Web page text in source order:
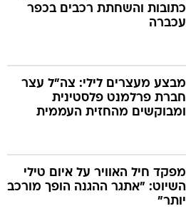
כתובות והשחתת רכבים בכפר
עכברה
מבצע מעצרים לילי: צה"ל עצר
חברת פרלמנט פלסטינית
ומבוקשים מהחזית העממית
מפקד חיל האוויר על איום טילי
השיוט: "אתגר ההגנה הופך מורכב
יותר"